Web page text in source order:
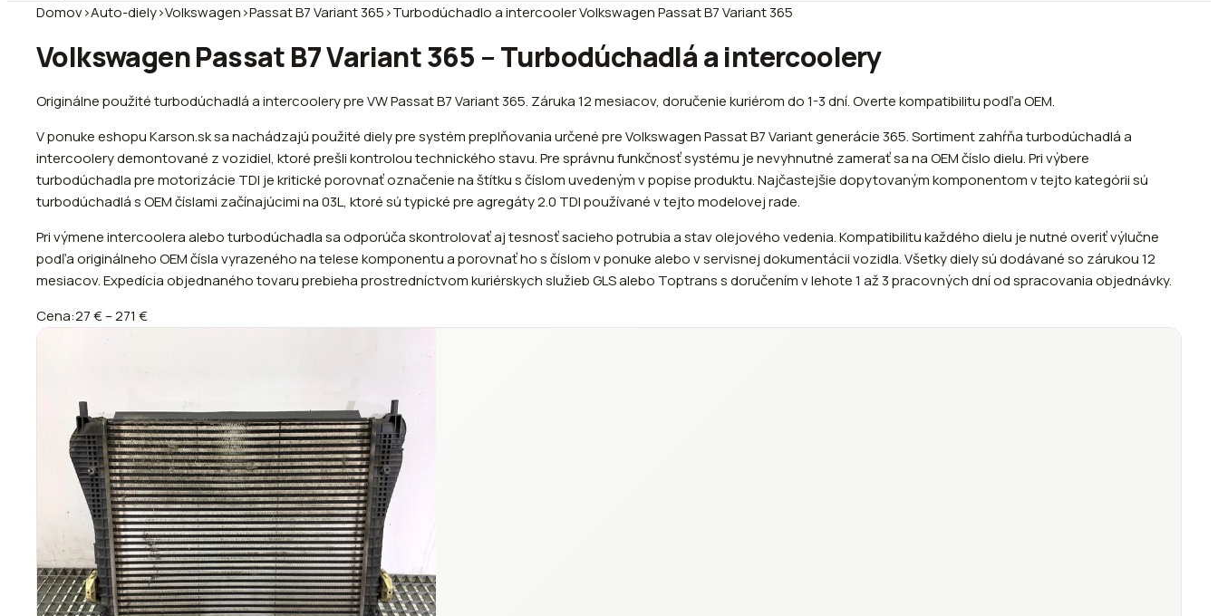
Domov›Auto-diely›Volkswagen›Passat B7 Variant 365›Turbodúchadlo a intercooler Volkswagen Passat B7 Variant 365
Volkswagen Passat B7 Variant 365 – Turbodúchadlá a intercoolery
Originálne použité turbodúchadlá a intercoolery pre VW Passat B7 Variant 365. Záruka 12 mesiacov, doručenie kuriérom do 1-3 dní. Overte kompatibilitu podľa OEM.
V ponuke eshopu Karson.sk sa nachádzajú použité diely pre systém preplňovania určené pre Volkswagen Passat B7 Variant generácie 365. Sortiment zahŕňa turbodúchadlá a
intercoolery demontované z vozidiel, ktoré prešli kontrolou technického stavu. Pre správnu funkčnosť systému je nevyhnutné zamerať sa na OEM číslo dielu. Pri výbere
turbodúchadla pre motorizácie TDI je kritické porovnať označenie na štítku s číslom uvedeným v popise produktu. Najčastejšie dopytovaným komponentom v tejto kategórii sú
turbodúchadlá s OEM číslami začínajúcimi na 03L, ktoré sú typické pre agregáty 2.0 TDI používané v tejto modelovej rade.
Pri výmene intercoolera alebo turbodúchadla sa odporúča skontrolovať aj tesnosť sacieho potrubia a stav olejového vedenia. Kompatibilitu každého dielu je nutné overiť výlučne
podľa originálneho OEM čísla vyrazeného na telese komponentu a porovnať ho s číslom v ponuke alebo v servisnej dokumentácii vozidla. Všetky diely sú dodávané so zárukou 12
mesiacov. Expedícia objednaného tovaru prebieha prostredníctvom kuriérskych služieb GLS alebo Toptrans s doručením v lehote 1 až 3 pracovných dní od spracovania objednávky.
Cena:27 €–271 €